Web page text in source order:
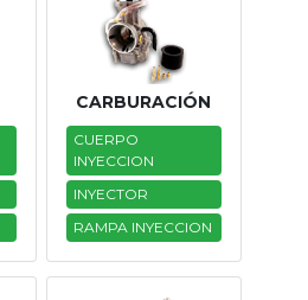
CARBURACIÓN
CUERPO
INYECCION
INYECTOR
RAMPA INYECCION